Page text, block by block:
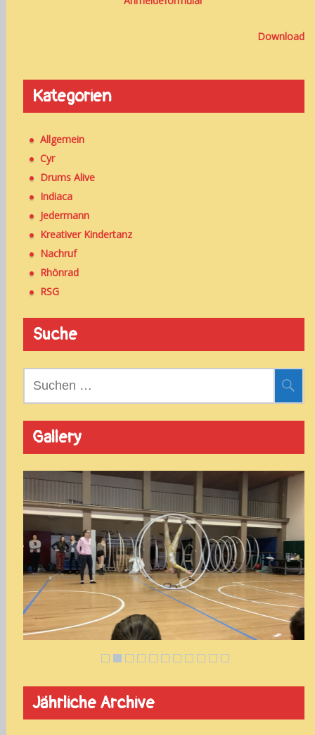
Download
Kategorien
Allgemein
Cyr
Drums Alive
Indiaca
Jedermann
Kreativer Kindertanz
Nachruf
Rhönrad
RSG
Suche
Suchen
Gallery
Jährliche Archive